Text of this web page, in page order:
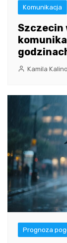
Komunikacja
Szczecin
Kamila
Prognoza